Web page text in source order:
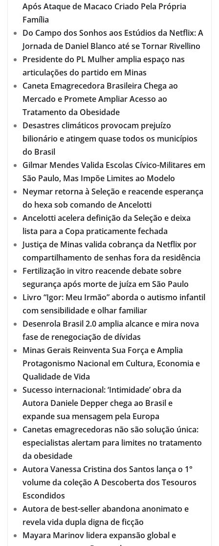
Após Ataque de Macaco Criado Pela Própria
Família
Do Campo dos Sonhos aos Estúdios da Netflix: A
Jornada de Daniel Blanco até se Tornar Rivellino
Presidente do PL Mulher amplia espaço nas
articulações do partido em Minas
Caneta Emagrecedora Brasileira Chega ao
Mercado e Promete Ampliar Acesso ao
Tratamento da Obesidade
Desastres climáticos provocam prejuízo
bilionário e atingem quase todos os municípios
do Brasil
Gilmar Mendes Valida Escolas Cívico-Militares em
São Paulo, Mas Impõe Limites ao Modelo
Neymar retorna à Seleção e reacende esperança
do hexa sob comando de Ancelotti
Ancelotti acelera definição da Seleção e deixa
lista para a Copa praticamente fechada
Justiça de Minas valida cobrança da Netflix por
compartilhamento de senhas fora da residência
Fertilização in vitro reacende debate sobre
segurança após morte de juíza em São Paulo
Livro “Igor: Meu Irmão” aborda o autismo infantil
com sensibilidade e olhar familiar
Desenrola Brasil 2.0 amplia alcance e mira nova
fase de renegociação de dívidas
Minas Gerais Reinventa Sua Força e Amplia
Protagonismo Nacional em Cultura, Economia e
Qualidade de Vida
Sucesso internacional: ‘Intimidade’ obra da
Autora Daniele Depper chega ao Brasil e
expande sua mensagem pela Europa
Canetas emagrecedoras não são solução única:
especialistas alertam para limites no tratamento
da obesidade
Autora Vanessa Cristina dos Santos lança o 1°
volume da coleção A Descoberta dos Tesouros
Escondidos
Autora de best-seller abandona anonimato e
revela vida dupla digna de ficção
Mayara Marinov lidera expansão global e